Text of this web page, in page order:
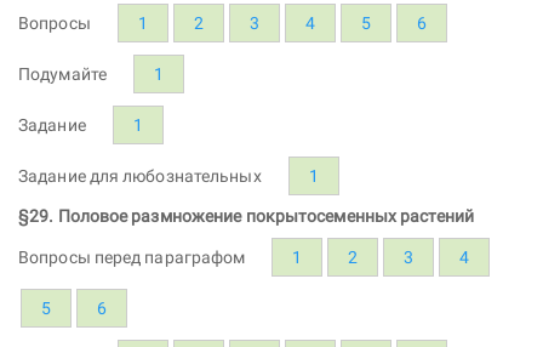
Вопросы 1 2 3 4 5 6
Подумайте 1
Задание 1
Задание для любознательных 1
§29. Половое размножение покрытосеменных растений
Вопросы перед параграфом 1 2 3 4
5 6